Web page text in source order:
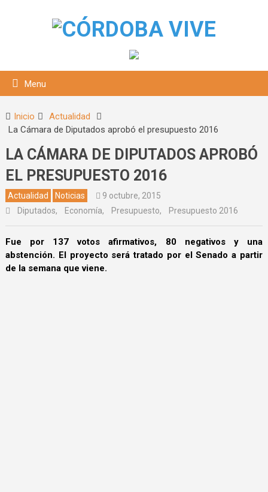
Menu
Inicio
Actualidad
La Cámara de Diputados aprobó el presupuesto 2016
LA CÁMARA DE DIPUTADOS APROBÓ
EL PRESUPUESTO 2016
Actualidad Noticias
9 octubre, 2015
Diputados, Economía, Presupuesto, Presupuesto 2016
Fue por 137 votos afirmativos, 80 negativos y una
abstención. El proyecto será tratado por el Senado a partir
de la semana que viene.